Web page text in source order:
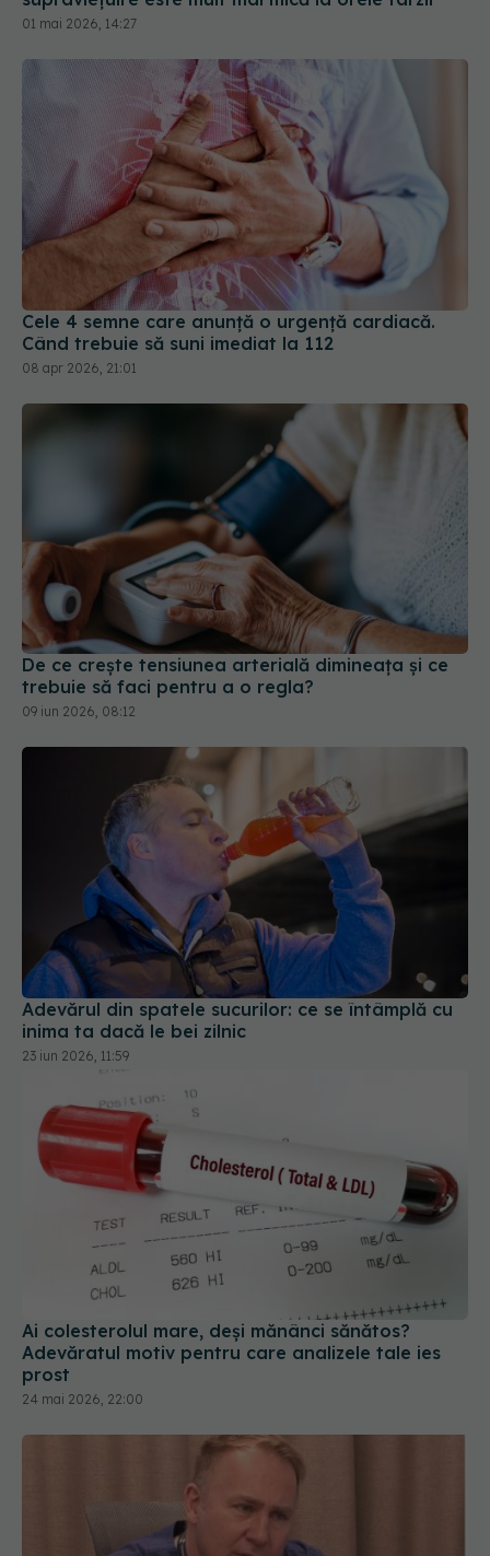
Cele 4 semne care anunță o urgență cardiacă.
Când trebuie să suni imediat la 112
08 apr 2026, 21:01
De ce crește tensiunea arterială dimineața și ce
trebuie să faci pentru a o regla?
09 iun 2026, 08:12
Adevărul din spatele sucurilor: ce se întâmplă cu
inima ta dacă le bei zilnic
23 iun 2026, 11:59
Ai colesterolul mare, deși mănânci sănătos?
Adevăratul motiv pentru care analizele tale ies
prost
24 mai 2026, 22:00